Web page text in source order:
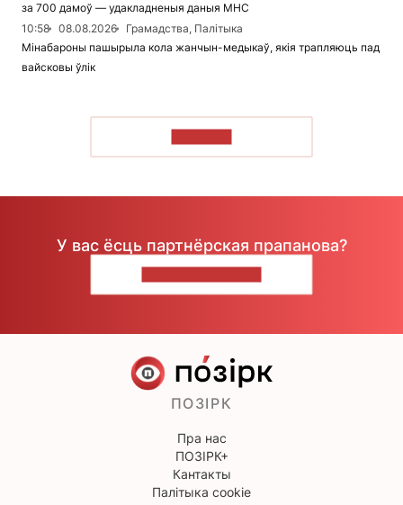
за 700 дамоў — удакладненыя даныя МНС
10:58
08.08.2026
Грамадства, Палітыка
Мінабароны пашырыла кола жанчын-медыкаў, якія трапляюць пад
вайсковы ўлік
У вас ёсць партнёрская прапанова?
ПОЗІРК
Пра нас
ПОЗІРК+
Кантакты
Палітыка cookie